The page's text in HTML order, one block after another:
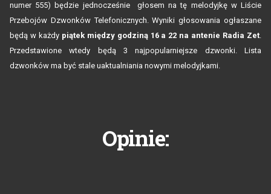
numer 555) będzie jednocześnie głosem na tę melodyjkę w Liście
Przebojów Dzwonków Telefonicznych. Wyniki głosowania ogłaszane
będą w każdy piątek między godziną 16 a 22 na antenie Radia Zet.
Przedstawione wtedy będą 3 najpopularniejsze dzwonki. Lista
dzwonków ma być stale uaktualniania nowymi melodyjkami.
Opinie: